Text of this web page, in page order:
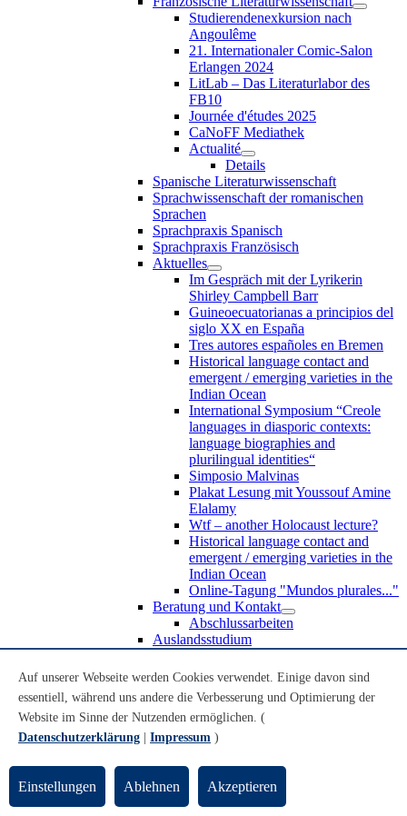
Studierendenexkursion nach
Angoulême
21. Internationaler Comic-Salon
Erlangen 2024
LitLab – Das Literaturlabor des
FB10
Journée d'études 2025
CaNoFF Mediathek
Actualité
Details
Spanische Literaturwissenschaft
Sprachwissenschaft der romanischen
Sprachen
Sprachpraxis Spanisch
Sprachpraxis Französisch
Aktuelles
Im Gespräch mit der Lyrikerin
Shirley Campbell Barr
Guineoecuatorianas a principios del
siglo XX en España
Tres autores españoles en Bremen
Historical language contact and
emergent / emerging varieties in the
Indian Ocean
International Symposium “Creole
languages in diasporic contexts:
language biographies and
plurilingual identities“
Simposio Malvinas
Plakat Lesung mit Youssouf Amine
Elalamy
Wtf – another Holocaust lecture?
Historical language contact and
emergent / emerging varieties in the
Indian Ocean
Online-Tagung "Mundos plurales..."
Beratung und Kontakt
Abschlussarbeiten
Auslandsstudium
WoC Lab
Spanische Black Diaspora
Promotionen
Habilitationen
Nachwuchsförderung
Forschungszentren
Studienkommission
TnL
Auf unserer Webseite werden Cookies verwendet. Einige davon sind
essentiell, während uns andere die Verbesserung und Optimierung der
Website im Sinne der Nutzenden ermöglichen. (
Datenschutzerklärung
Impressum )
Einstellungen Ablehnen Akzeptieren